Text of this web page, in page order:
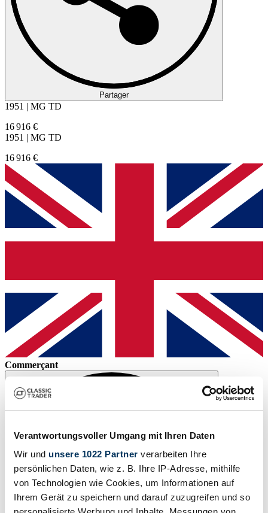
Verantwortungsvoller Umgang mit Ihren Daten
Wir und unsere 1022 Partner verarbeiten Ihre
persönlichen Daten, wie z. B. Ihre IP-Adresse, mithilfe
von Technologien wie Cookies, um Informationen auf
Ihrem Gerät zu speichern und darauf zuzugreifen und so
Partager
1951 | MG TD
16 916 €
1951 | MG TD
16 916 €
Commerçant